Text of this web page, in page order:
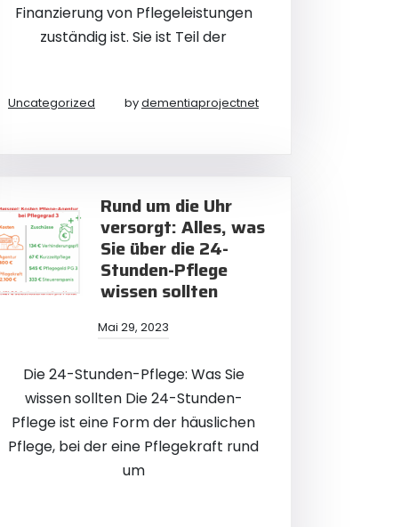
Finanzierung von Pflegeleistungen
zuständig ist. Sie ist Teil der
Uncategorized bydementiaprojectnet
Rund um die Uhr
versorgt: Alles, was
Sie über die 24-
Stunden-Pflege
wissen sollten
Mai 29, 2023
Die 24-Stunden-Pflege: Was Sie
wissen sollten Die 24-Stunden-
Pflege ist eine Form der häuslichen
Pflege, bei der eine Pflegekraft rund
um